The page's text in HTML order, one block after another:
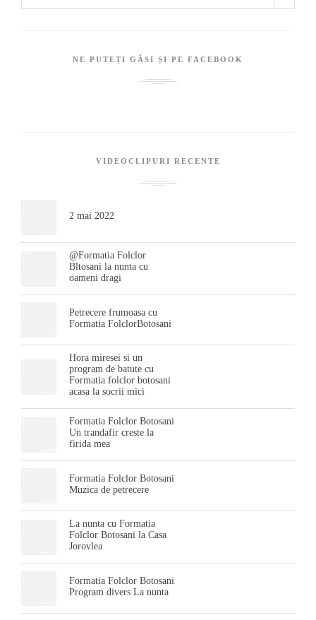
NE PUTEȚI GĂSI ȘI PE FACEBOOK
VIDEOCLIPURI RECENTE
2 mai 2022
@Formatia Folclor
Bltosani la nunta cu
oameni dragi
Petrecere frumoasa cu
Formatia FolclorBotosani
Hora miresei si un
program de batute cu
Formatia folclor botosani
acasa la socrii mici
Formatia Folclor Botosani
Un trandafir creste la
firida mea
Formatia Folclor Botosani
Muzica de petrecere
La nunta cu Formatia
Folclor Botosani la Casa
Jorovlea
Formatia Folclor Botosani
Program divers La nunta